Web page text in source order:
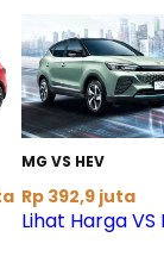
MG VS HEV
Rp 392,9 juta
Lihat Harga VS